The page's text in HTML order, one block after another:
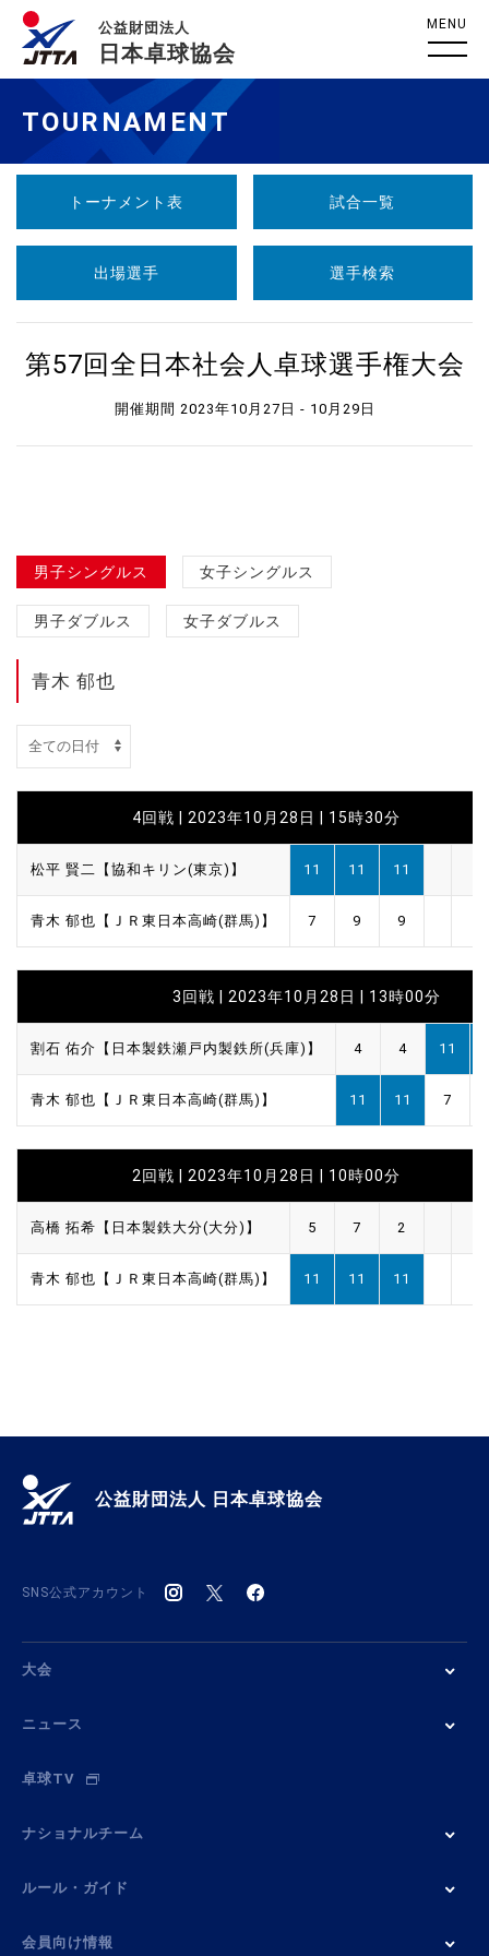
公益財団法人
日本卓球協会
MENU
TOURNAMENT
トーナメント表 試合一覧
出場選手 選手検索
第57回全日本社会人卓球選手権大会
開催期間 2023年10月27日 - 10月29日
男子シングルス 女子シングルス
男子ダブルス 女子ダブルス
青木 郁也
4回戦 | 2023年10月28日 | 15時30分
松平 賢二【協和キリン(東京)】 11 11 11
青木 郁也【ＪＲ東日本高崎(群馬)】 7 9 9
3回戦 | 2023年10月28日 | 13時00分
割石 佑介【日本製鉄瀬戸内製鉄所(兵庫)】 4 4 11
青木 郁也【ＪＲ東日本高崎(群馬)】 11 11 7
2回戦 | 2023年10月28日 | 10時00分
高橋 拓希【日本製鉄大分(大分)】 5 7 2
青木 郁也【ＪＲ東日本高崎(群馬)】 11 11 11
公益財団法人 日本卓球協会
SNS公式アカウント
大会
ニュース
卓球TV
ナショナルチーム
ルール・ガイド
会員向け情報